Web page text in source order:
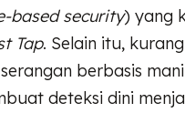
based security) yang
Tap. Selain itu,
berbasis
deteksi dini